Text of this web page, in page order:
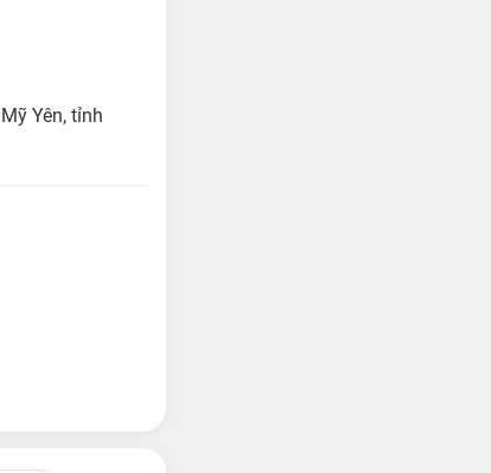
Yên, tỉnh